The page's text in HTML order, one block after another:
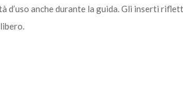
anche durante la guida. Gli inserti